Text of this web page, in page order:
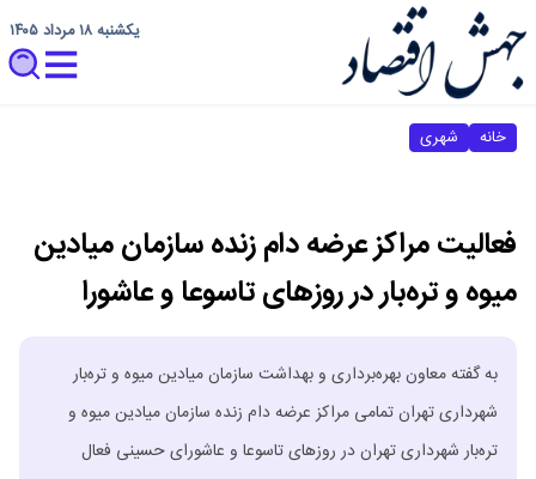
یکشنبه ۱۸ مرداد ۱۴۰۵
خانه شهری
فعالیت مراکز عرضه دام زنده سازمان میادین
میوه و تره‌بار در روزهای تاسوعا و عاشورا
به گفته معاون بهره‌برداری و بهداشت سازمان میادین میوه و تره‌بار
شهرداری تهران تمامی مراکز عرضه دام زنده سازمان میادین میوه و
تره‌بار شهرداری تهران در روزهای تاسوعا و عاشورای حسینی فعال